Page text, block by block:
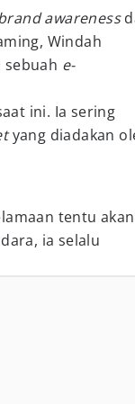
awareness
Windah
sebuah e-
ini. Ia sering
yang diadakan
tentu akan
ia selalu